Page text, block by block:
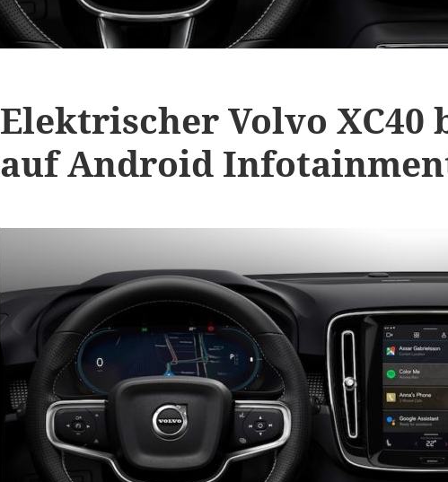
Elektrischer Volvo XC40
auf Android